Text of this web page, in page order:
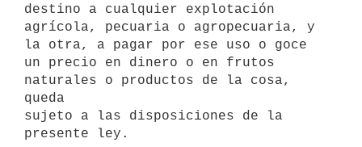
destino a cualquier explotación
agrícola, pecuaria o agropecuaria, y
la otra, a pagar por ese uso o goce
un precio en dinero o en frutos
naturales o productos de la cosa,
queda
sujeto a las disposiciones de la
presente ley.